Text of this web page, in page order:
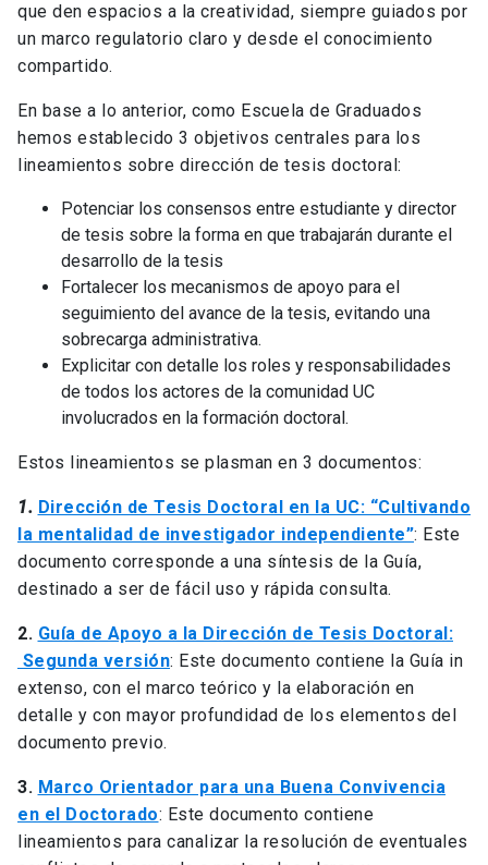
que den espacios a la creatividad, siempre guiados por
un marco regulatorio claro y desde el conocimiento
compartido.
En base a lo anterior, como Escuela de Graduados
hemos establecido 3 objetivos centrales para los
lineamientos sobre dirección de tesis doctoral:
Potenciar los consensos entre estudiante y director
de tesis sobre la forma en que trabajarán durante el
desarrollo de la tesis
Fortalecer los mecanismos de apoyo para el
seguimiento del avance de la tesis, evitando una
sobrecarga administrativa.
Explicitar con detalle los roles y responsabilidades
de todos los actores de la comunidad UC
involucrados en la formación doctoral.
Estos lineamientos se plasman en 3 documentos:
1. Dirección de Tesis Doctoral en la UC: “Cultivando
la mentalidad de investigador independiente”: Este
documento corresponde a una síntesis de la Guía,
destinado a ser de fácil uso y rápida consulta.
2. Guía de Apoyo a la Dirección de Tesis Doctoral:
Segunda versión: Este documento contiene la Guía in
extenso, con el marco teórico y la elaboración en
detalle y con mayor profundidad de los elementos del
documento previo.
3. Marco Orientador para una Buena Convivencia
en el Doctorado: Este documento contiene
lineamientos para canalizar la resolución de eventuales